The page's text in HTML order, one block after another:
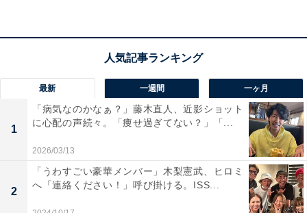
最新 一週間 一ヶ月
1
「病気なのかなぁ？」藤木直人、近影ショット
に心配の声続々。「痩せ過ぎてない？」「...
2026/03/13
2
「うわすごい豪華メンバー」木梨憲武、ヒロミ
へ「連絡ください！」呼び掛ける。ISS...